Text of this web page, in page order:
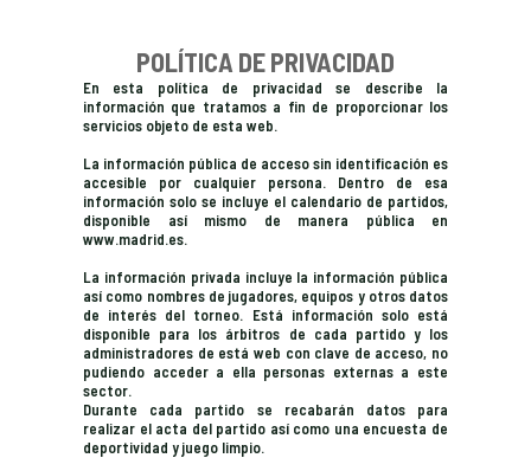
POLÍTICA DE PRIVACIDAD
En esta política de privacidad se describe la
información que tratamos a fin de proporcionar los
servicios objeto de esta web.
​ La información pública de acceso sin identificación es
accesible por cualquier persona. Dentro de esa
información solo se incluye el calendario de partidos,
disponible así mismo de manera pública en
www.madrid.es.
​ La información privada incluye la información pública
así como nombres de jugadores, equipos y otros datos
de interés del torneo. Está información solo está
disponible para los árbitros de cada partido y los
administradores de está web con clave de acceso, no
pudiendo acceder a ella personas externas a este
sector.
​ Durante cada partido se recabarán datos para
realizar el acta del partido así como una encuesta de
deportividad y juego limpio.